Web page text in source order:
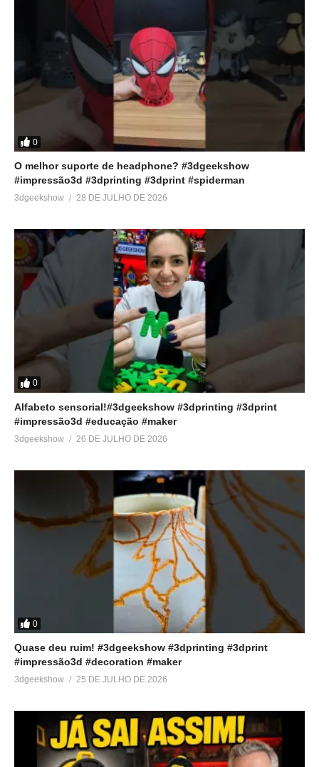
0
O melhor suporte de headphone? #3dgeekshow
#impressão3d #3dprinting #3dprint #spiderman
3dgeekshow 28 DE JULHO DE 2026
0
Alfabeto sensorial!#3dgeekshow #3dprinting #3dprint
#impressão3d #educação #maker
3dgeekshow 26 DE JULHO DE 2026
0
Quase deu ruim! #3dgeekshow #3dprinting #3dprint
#impressão3d #decoration #maker
3dgeekshow 25 DE JULHO DE 2026